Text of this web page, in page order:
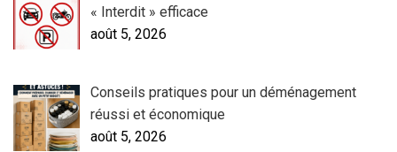
« Interdit » efficace
août 5, 2026
Conseils pratiques pour un déménagement
réussi et économique
août 5, 2026